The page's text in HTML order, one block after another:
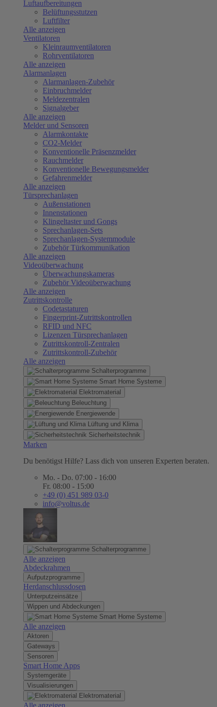
Luftaufbereitungen
Belüftungsstutzen
Luftfilter
Alle anzeigen
Ventilatoren
Kleinraumventilatoren
Rohrventilatoren
Alle anzeigen
Alarmanlagen
Alarmanlagen-Zubehör
Einbruchmelder
Meldezentralen
Signalgeber
Alle anzeigen
Melder und Sensoren
Alarmkontakte
CO2-Melder
Konventionelle Präsenzmelder
Rauchmelder
Konventionelle Bewegungsmelder
Gefahrenmelder
Alle anzeigen
Türsprechanlagen
Außenstationen
Innenstationen
Klingeltaster und Gongs
Sprechanlagen-Sets
Sprechanlagen-Systemmodule
Zubehör Türkommunikation
Alle anzeigen
Videoüberwachung
Überwachungskameras
Zubehör Videoüberwachung
Alle anzeigen
Zutrittskontrolle
Codetastaturen
Fingerprint-Zutrittskontrollen
RFID und NFC
Lizenzen Türsprechanlagen
Zutrittskontroll-Zentralen
Zutrittskontroll-Zubehör
Alle anzeigen
Schalterprogramme
Smart Home Systeme
Elektromaterial
Beleuchtung
Energiewende
Lüftung und Klima
Sicherheitstechnik
Marken
Du benötigst Hilfe? Lass dich von unseren Experten beraten.
Mo. - Do. 07:00 - 16:00
Fr. 08:00 - 15:00
+49 (0) 451 989 03-0
info@voltus.de
Schalterprogramme
Alle anzeigen
Abdeckrahmen
Aufputzprogramme
Herdanschlussdosen
Unterputzeinsätze
Wippen und Abdeckungen
Smart Home Systeme
Alle anzeigen
Aktoren
Gateways
Sensoren
Smart Home Apps
Systemgeräte
Visualisierungen
Elektromaterial